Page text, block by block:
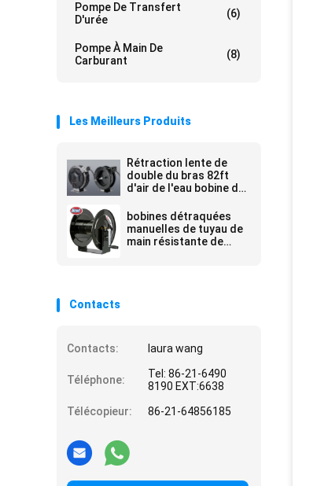
Pompe De Transfert
D'urée
(6)
Pompe À Main De
Carburant
(8)
Les Meilleurs Produits
Rétraction lente de
double du bras 82ft
d'air de l'eau bobine de
bobines détraquées
manuelles de tuyau de
main résistante de
Contacts
Contacts: laura wang
Téléphone:
Tel: 86-21-6490
8190 EXT:6638
Télécopieur:
86-21-64856185